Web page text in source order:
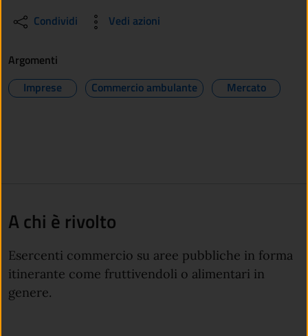
Condividi Vedi azioni
Argomenti
Imprese
Commercio ambulante Mercato
A chi è rivolto
Esercenti commercio su aree pubbliche in forma
itinerante come fruttivendoli o alimentari in
genere.